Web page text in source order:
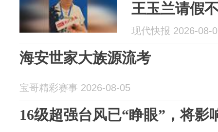
王玉兰请假
现代快报 2026-08-
海安世家大族源流考
宝哥精彩赛事 2026-08-05
16级超强台风已“睁眼”，将影